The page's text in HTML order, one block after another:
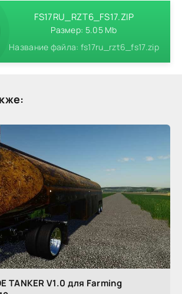
FS17RU_RZT6_FS17.ZIP
Размер: 5.05 Mb
Название файла: fs17ru_rzt6_fs17.zip
TANKER V1.0 для Farming